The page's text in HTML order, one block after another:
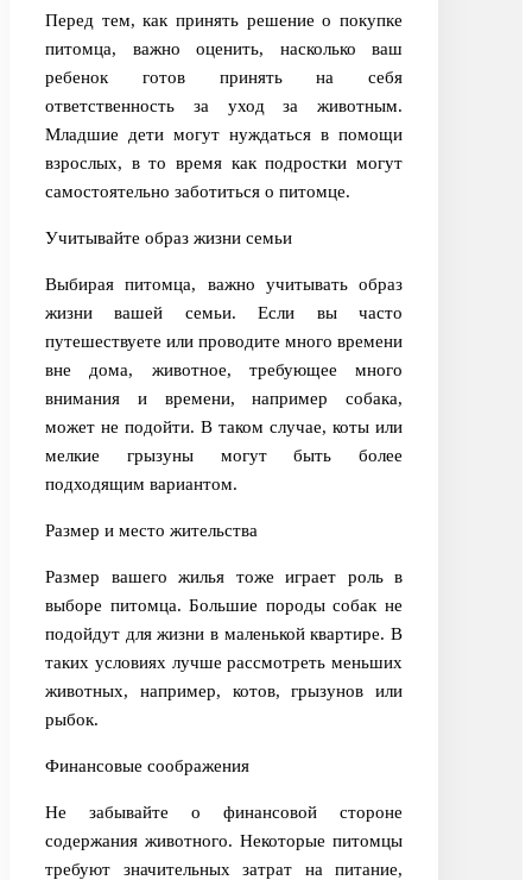
Перед тем, как принять решение о покупке
питомца, важно оценить, насколько ваш
ребенок готов принять на себя
ответственность за уход за животным.
Младшие дети могут нуждаться в помощи
взрослых, в то время как подростки могут
самостоятельно заботиться о питомце.
Учитывайте образ жизни семьи
Выбирая питомца, важно учитывать образ
жизни вашей семьи. Если вы часто
путешествуете или проводите много времени
вне дома, животное, требующее много
внимания и времени, например собака,
может не подойти. В таком случае, коты или
мелкие грызуны могут быть более
подходящим вариантом.
Размер и место жительства
Размер вашего жилья тоже играет роль в
выборе питомца. Большие породы собак не
подойдут для жизни в маленькой квартире. В
таких условиях лучше рассмотреть меньших
животных, например, котов, грызунов или
рыбок.
Финансовые соображения
Не забывайте о финансовой стороне
содержания животного. Некоторые питомцы
требуют значительных затрат на питание,